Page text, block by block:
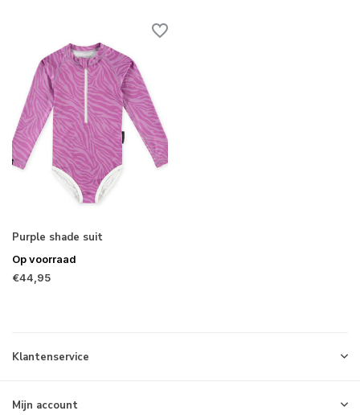
Purple shade suit
Op voorraad
€44,95
Klantenservice
Mijn account